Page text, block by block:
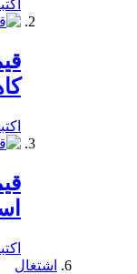
اکتبر 12,
اکتبر 10,
اکتبر 10,
اشتغال